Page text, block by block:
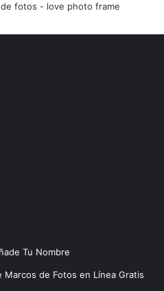
fotos - love photo frame
Tu Nombre
de Fotos en Línea Gratis